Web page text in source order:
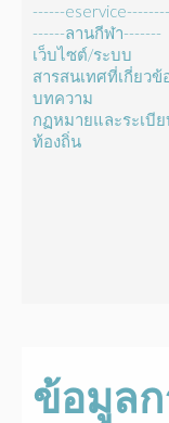
------
------ลานกีฬา-------
เว็บไซต์/ระบบ
สารสนเทศที่เกี่ยวข้
บทความ
กฏหมายและระเบี
ท้องถิ่น
ข้อมูลก